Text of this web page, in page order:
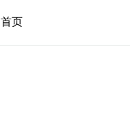
首页